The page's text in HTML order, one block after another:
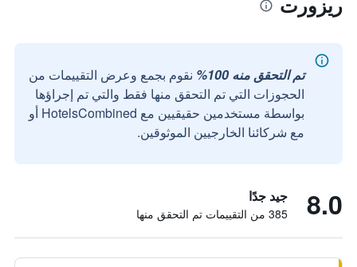
تم التحقق منه 100%
نقوم بجمع وعرض التقييمات من
الحجوزات التي تم التحقق منها فقط والتي تم إجراؤها
بواسطة مستخدمين حقيقيين مع HotelsCombined أو
مع شركائنا الخارجيين الموثوقين.
8.0 جيد جدًا
385 من التقييمات تم التحقق منها